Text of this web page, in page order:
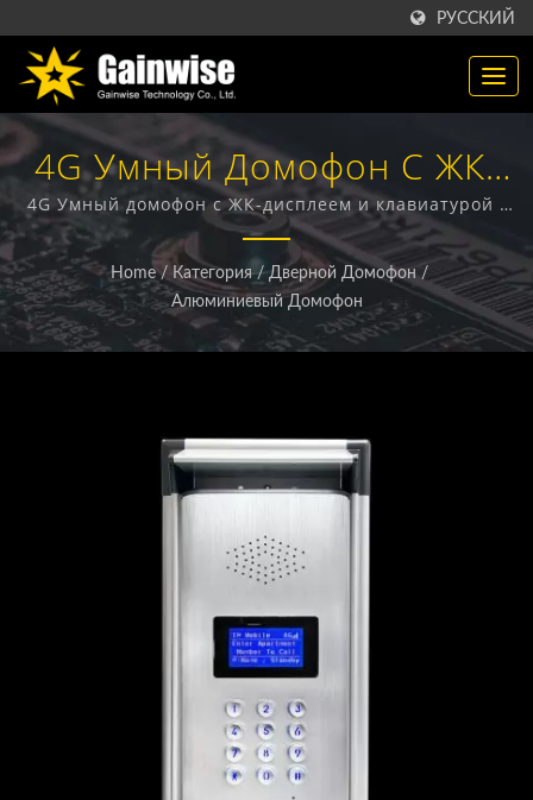
РУССКИЙ
4G Умный Домофон С ЖК-
Дисплеем И Клавиатурой /
Производитель
Беспроводных Продуктов
4G / 5G | Gainwise
4G Умный домофон с ЖК-дисплеем и клавиатурой /
GAINWISE - производитель и экспортер,
специализирующийся на разработке и
производстве фиксированных беспроводных
терминалов, 4G домофонов, 4G открывателей ворот
и 4G дымовых извещателей.
Home / Категория / Дверной Домофон /
Алюминиевый Домофон